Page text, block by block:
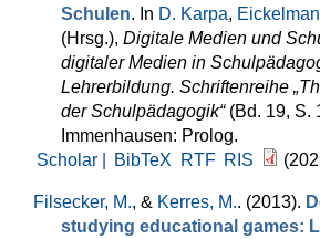
Schulen. In D. Karpa,
(Hrsg.), Digitale Medien und
digitaler Medien in
Lehrerbildung. Schriftenreihe
der Schulpädagogik“(Bd. 19, S.
Immenhausen: Prolog.
Scholar |
BibTeX RTF RIS
Filsecker, M., & Kerres, M.. (2013).
studying educational games: